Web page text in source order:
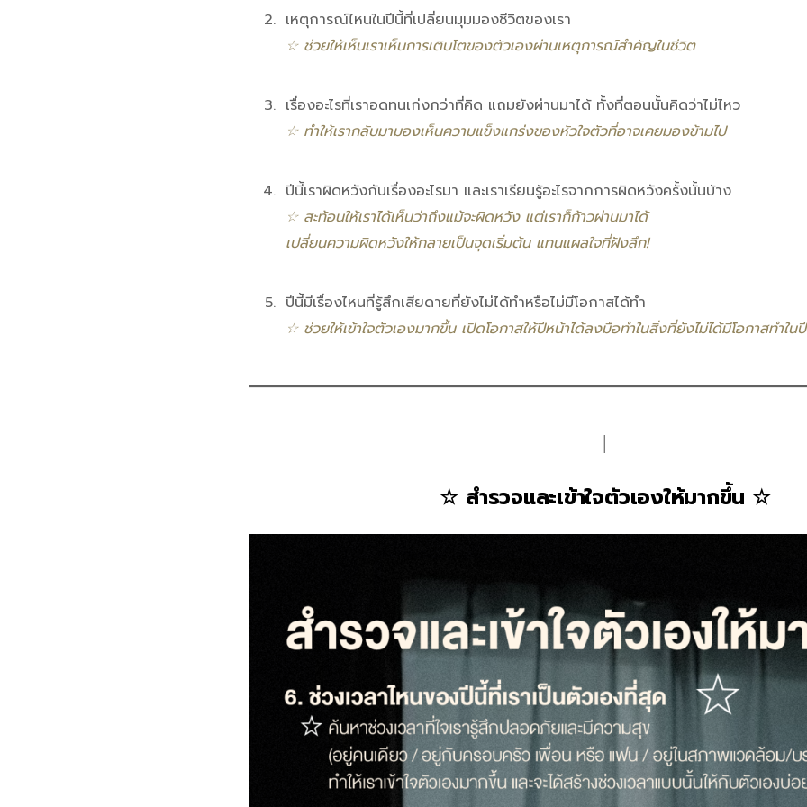
เหตุการณ์ไหนในปีนี้ที่เปลี่ยนมุมมองชีวิตของเรา
☆ ช่วยให้เห็นเราเห็นการเติบโตของตัวเองผ่านเหตุการณ์สำคัญในชีวิต
เรื่องอะไรที่เราอดทนเก่งกว่าที่คิด แถมยังผ่านมาได้ ทั้งที่ตอนนั้นคิดว่าไม่ไหว
☆ ทำให้เรากลับมามองเห็นความแข็งแกร่งของหัวใจตัวที่อาจเคยมองข้ามไป
ปีนี้เราผิดหวังกับเรื่องอะไรมา และเราเรียนรู้อะไรจากการผิดหวังครั้งนั้นบ้าง
☆ สะท้อนให้เราได้เห็นว่าถึงแม้จะผิดหวัง แต่เราก็ก้าวผ่านมาได้
เปลี่ยนความผิดหวังให้กลายเป็นจุดเริ่มต้น แทนแผลใจที่ฝังลึก!
ปีนี้มีเรื่องไหนที่รู้สึกเสียดายที่ยังไม่ได้ทำหรือไม่มีโอกาสได้ทำ
☆ ช่วยให้เข้าใจตัวเองมากขึ้น เปิดโอกาสให้ปีหน้าได้ลงมือทำในสิ่งที่ยังไม่ได้มีโอกาสทำใน
☆ สำรวจและเข้าใจตัวเองให้มากขึ้น ☆